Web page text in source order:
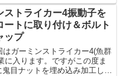
ストライカー4振動子を
ートに取り付け＆ボルト
ップ
ガーミンストライカー4(魚群
に入ります。ですがこの度ま
目ナットを埋め込み加工し、